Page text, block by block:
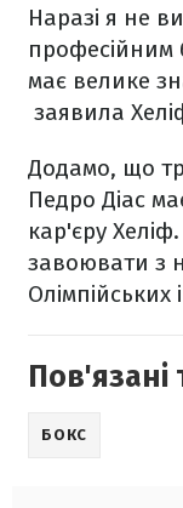
Наразі я не
професійним
має велике
заявила
Додамо, що
Педро Діас
кар'єру
завоювати з
Олімпійських
Пов'язані
БОКС